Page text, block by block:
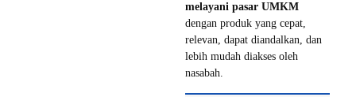
melayani pasar UMKM
dengan produk yang cepat,
relevan, dapat diandalkan, dan
lebih mudah diakses oleh
nasabah.